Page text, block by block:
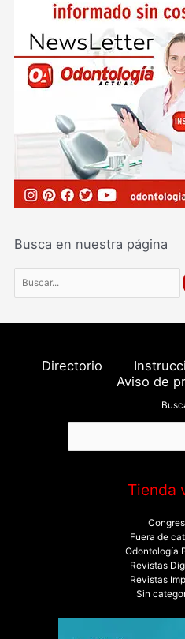
Busca en nuestra página
Directorio
Aviso de
Tienda
Fuera de
Odontología
Revistas
Revistas
Sin